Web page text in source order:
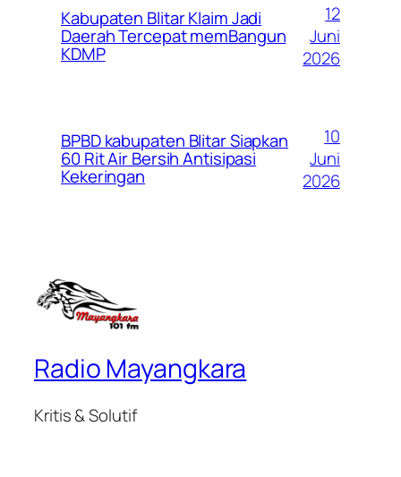
Kabupaten Blitar Klaim Jadi
Daerah Tercepat memBangun
KDMP
12
Juni
2026
BPBD kabupaten Blitar Siapkan
60 Rit Air Bersih Antisipasi
Kekeringan
10
Juni
2026
Radio Mayangkara
Kritis & Solutif